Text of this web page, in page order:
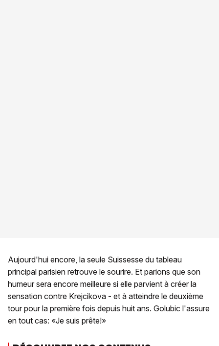
Aujourd'hui encore, la seule Suissesse du tableau
principal parisien retrouve le sourire. Et parions que son
humeur sera encore meilleure si elle parvient à créer la
sensation contre Krejcikova - et à atteindre le deuxième
tour pour la première fois depuis huit ans. Golubic l'assure
en tout cas: «Je suis prête!»